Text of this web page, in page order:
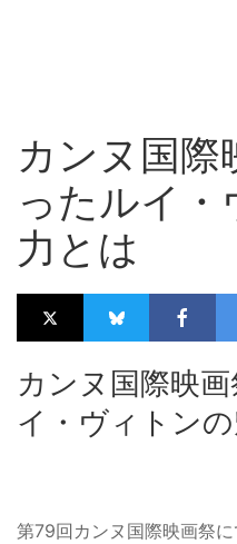
カンヌ国際
ったルイ
力とは
カンヌ国際映
イ・ヴィトン
第79回カンヌ国際映画祭